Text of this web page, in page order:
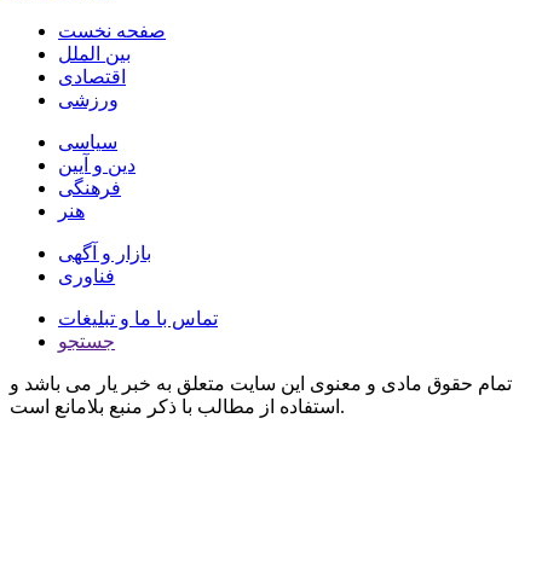
صفحه نخست
بین الملل
اقتصادی
ورزشی
سیاسی
دین و آیین
فرهنگی
هنر
بازار و آگهی
فناوری
تماس با ما و تبلیغات
جستجو
تمام حقوق مادی و معنوی این سایت متعلق به خبر یار می باشد و
استفاده از مطالب با ذکر منبع بلامانع است.